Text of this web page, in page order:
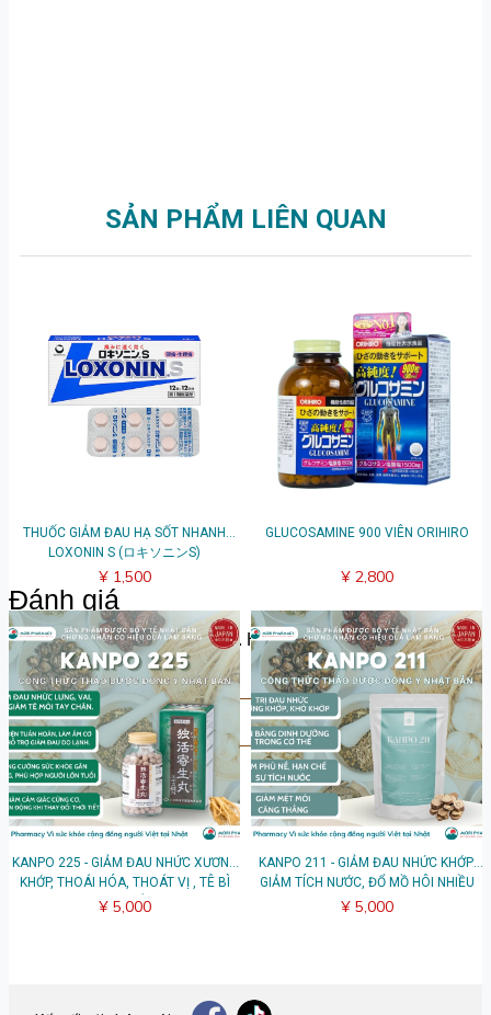
Đánh giá
Hãy chia sẻ suy nghĩ của bạn. Hãy là người đầu tiên để lại
bài đánh giá.
Viết đánh giá
THUỐC GIẢM ĐAU HẠ SỐT NHANH
LOXONIN S (ロキソニンS)
¥ 1,500
KANPO 225 - GIẢM ĐAU NHỨC XƯƠNG
KHỚP, THOÁI HÓA, THOÁT VỊ , TÊ BÌ
TAY CHÂN
¥ 5,000
GLUCOSAMINE 900 VIÊN ORIHIRO
¥ 2,800
KANPO 211 - GIẢM ĐAU NHỨC KHỚP,
GIẢM TÍCH NƯỚC, ĐỔ MỒ HÔI NHIỀU
¥ 5,000
SẢN PHẨM LIÊN QUAN